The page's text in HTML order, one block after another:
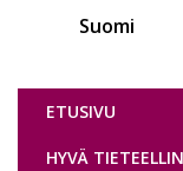
Suomi
ETUSIVU
HYVÄ